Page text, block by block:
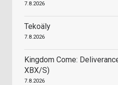
7.8.2026
Tekoäly
7.8.2026
Kingdom Come:
XBX/S)
7.8.2026